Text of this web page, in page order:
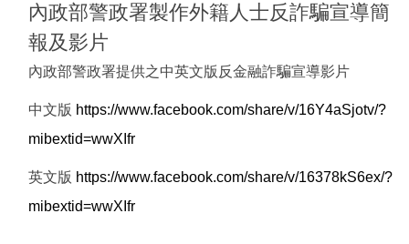
內政部警政署製作外籍人士反詐騙宣導簡
報及影片
內政部警政署提供之中英文版反金融詐騙宣導影片
中文版 https://www.facebook.com/share/v/16Y4aSjotv/?
mibextid=wwXIfr
英文版 https://www.facebook.com/share/v/16378kS6ex/?
mibextid=wwXIfr